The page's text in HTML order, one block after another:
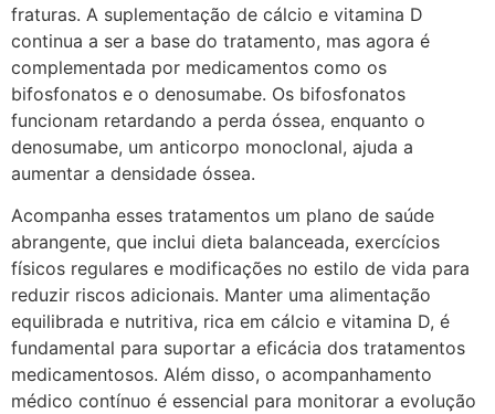
fraturas. A suplementação de cálcio e vitamina D
continua a ser a base do tratamento, mas agora é
complementada por medicamentos como os
bifosfonatos e o denosumabe. Os bifosfonatos
funcionam retardando a perda óssea, enquanto o
denosumabe, um anticorpo monoclonal, ajuda a
aumentar a densidade óssea.
Acompanha esses tratamentos um plano de saúde
abrangente, que inclui dieta balanceada, exercícios
físicos regulares e modificações no estilo de vida para
reduzir riscos adicionais. Manter uma alimentação
equilibrada e nutritiva, rica em cálcio e vitamina D, é
fundamental para suportar a eficácia dos tratamentos
medicamentosos. Além disso, o acompanhamento
médico contínuo é essencial para monitorar a evolução